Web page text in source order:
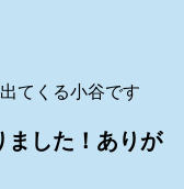
てくる小谷です
ました！ありが